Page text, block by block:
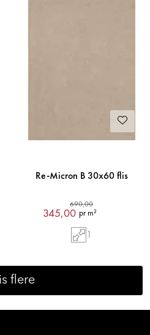
Re-Micron B 30x60 flis
690,00
345,00 pr m²
1
flere